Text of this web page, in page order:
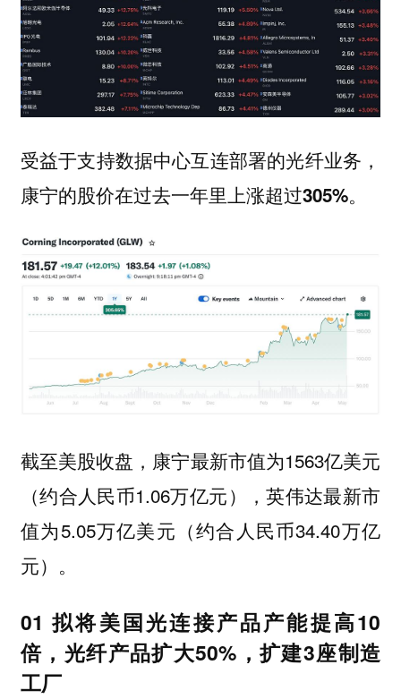
受益于支持数据中心互连部署的光纤业务，
康宁的股价在过去一年里上涨超过305%。
截至美股收盘，康宁最新市值为1563亿美元
（约合人民币1.06万亿元），英伟达最新市
值为5.05万亿美元（约合人民币34.40万亿
元）。
01 拟将美国光连接产品产能提高10
倍，光纤产品扩大50%，扩建3座制造
工厂